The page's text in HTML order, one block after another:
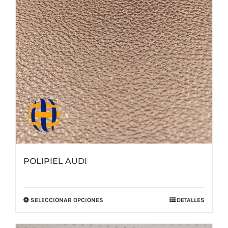
elegir
en
la
página
de
producto
POLIPIEL AUDI
SELECCIONAR OPCIONES DETALLES